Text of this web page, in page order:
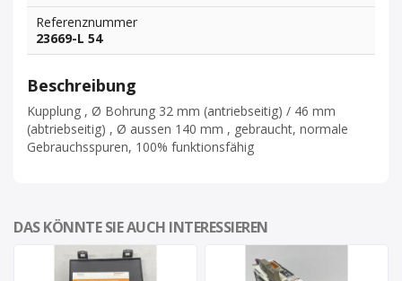
Referenznummer
23669-L 54
Beschreibung
Kupplung , Ø Bohrung 32 mm (antriebseitig) / 46 mm
(abtriebseitig) , Ø aussen 140 mm , gebraucht, normale
Gebrauchsspuren, 100% funktionsfähig
DAS KÖNNTE SIE AUCH INTERESSIEREN